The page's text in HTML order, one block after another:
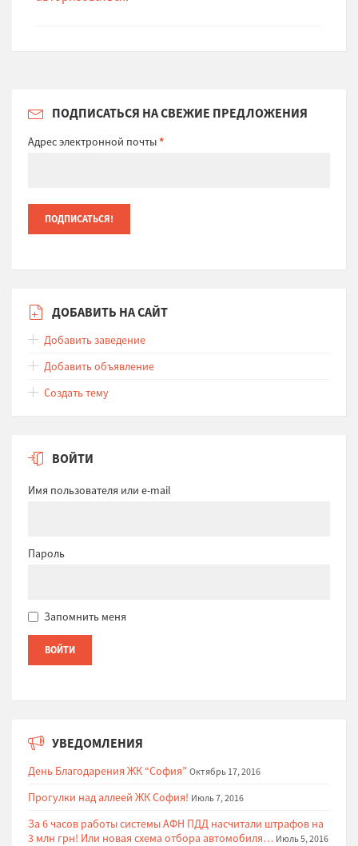
ПОДПИСАТЬСЯ НА СВЕЖИЕ ПРЕДЛОЖЕНИЯ
Адрес электронной почты*
ДОБАВИТЬ НА САЙТ
Добавить заведение
Добавить объявление
Создать тему
ВОЙТИ
Имя пользователя или e-mail
Пароль
Запомнить меня
УВЕДОМЛЕНИЯ
День Благодарения ЖК “София” Октябрь 17, 2016
Прогулки над аллеей ЖК София! Июль 7, 2016
За 6 часов работы системы АФН ПДД насчитали штрафов на
3 млн грн! Или новая схема отбора автомобиля… Июль 5, 2016